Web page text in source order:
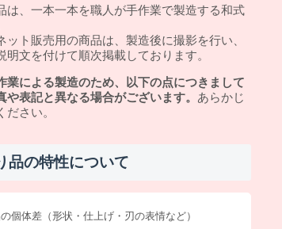
は、一本一本を職人が手作業で製造する和式
ット販売用の商品は、製造後に撮影を行い、
明文を付けて順次掲載しております。
業による製造のため、以下の点につきまして
や表記と異なる場合がございます。 あらかじ
ださい。
品の特性について
個体差（形状・仕上げ・刃の表情など）